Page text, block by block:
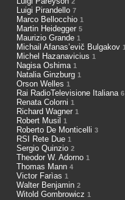
Luigi Pirandello 7
Marco Bellocchio 1
Martin Heidegger 5
Maurizio Grande 1
Michail Afanas’evič Bulgakov 1
Michel Hazanavicius 1
Nagisa Oshima 1
Natalia Ginzburg 1
Orson Welles 1
Rai RadioTelevisione Italiana 6
Renata Colorni 1
Richard Wagner 1
Robert Musil 1
Roberto De Monticelli 3
RSI Rete Due 1
Sergio Quinzio 2
Theodor W. Adorno 1
Thomas Mann 4
Victor Farìas 1
Walter Benjamin 2
Witold Gombrowicz 1